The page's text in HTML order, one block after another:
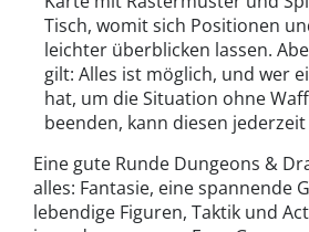
Tisch, womit sich Positionen
leichter überblicken lassen.
gilt: Alles ist möglich, und wer
hat, um die Situation ohne
beenden, kann diesen
Eine gute Runde Dungeons &
alles: Fantasie, eine spannende
lebendige Figuren, Taktik und